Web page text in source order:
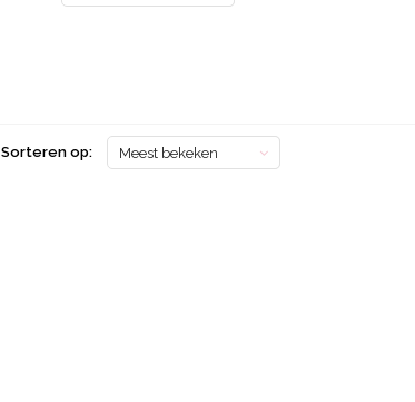
Sorteren op: Meest bekeken